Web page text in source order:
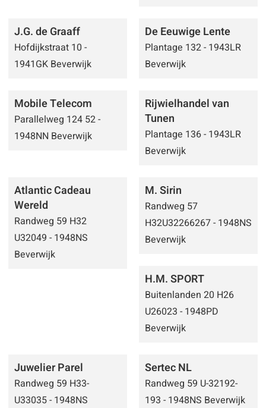
J.G. de Graaff
Hofdijkstraat 10 -
1941GK Beverwijk
De Eeuwige Lente
Plantage 132 - 1943LR
Beverwijk
Mobile Telecom
Parallelweg 124 52 -
1948NN Beverwijk
Rijwielhandel van
Tunen
Plantage 136 - 1943LR
Beverwijk
Atlantic Cadeau
Wereld
Randweg 59 H32
U32049 - 1948NS
Beverwijk
M. Sirin
Randweg 57
H32U32266267 - 1948NS
Beverwijk
H.M. SPORT
Buitenlanden 20 H26
U26023 - 1948PD
Beverwijk
Juwelier Parel
Randweg 59 H33-
U33035 - 1948NS
Sertec NL
Randweg 59 U-32192-
193 - 1948NS Beverwijk